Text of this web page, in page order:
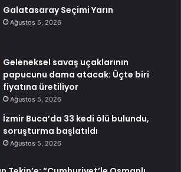
Galatasaray Seçimi Yarın
Ağustos 5, 2026
Geleneksel savaş uçaklarının
papucunu dama atacak: Üçte biri
fiyatına üretiliyor
Ağustos 5, 2026
İzmir Buca’da 33 kedi ölü bulundu,
soruşturma başlatıldı
Ağustos 5, 2026